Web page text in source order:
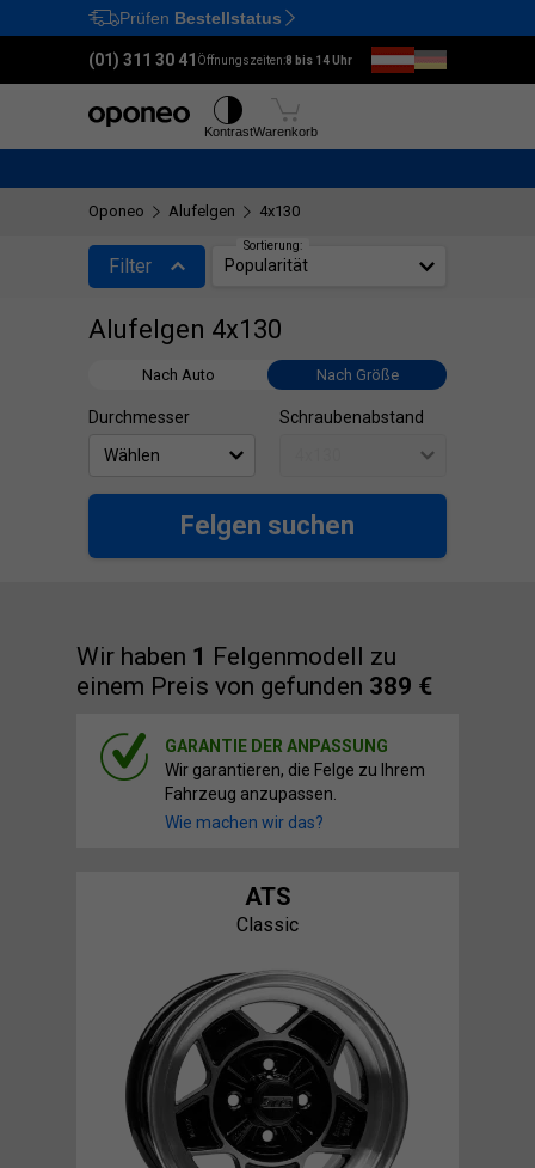
Ctrl M
Prüfen Bestellstatus
(01) 311 30 41 Öffnungszeiten:8 bis 14 Uhr
KontrastWarenkorb
Oponeo Alufelgen 4x130
Filter
Alufelgen 4x130
Nach Auto Nach Größe
Durchmesser Schraubenabstand
Felgen suchen
Wir haben 1 Felgenmodell zu
einem Preis von gefunden 389 €
Sortierung:
Popularität
GARANTIE DER ANPASSUNG
Wir garantieren, die Felge zu Ihrem
Fahrzeug anzupassen.
Wie machen wir das?
ATS
Classic